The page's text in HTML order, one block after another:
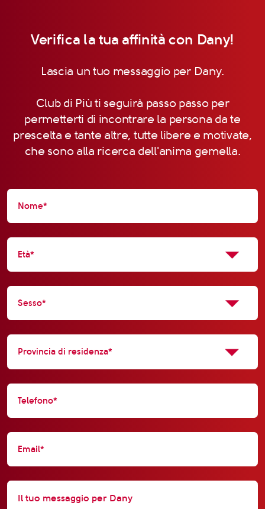
Verifica la tua affinità con Dany!
Lascia un tuo messaggio per Dany.
Club di Più ti seguirà passo passo per
permetterti di incontrare la persona da te
prescelta e tante altre, tutte libere e motivate,
che sono alla ricerca dell'anima gemella.